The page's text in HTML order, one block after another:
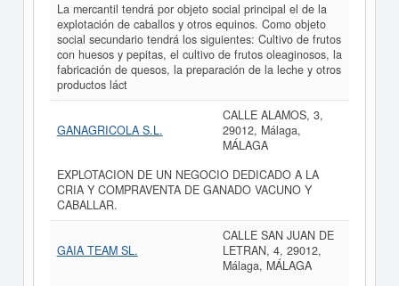
La mercantil tendrá por objeto social principal el de la
explotación de caballos y otros equinos. Como objeto
social secundario tendrá los siguientes: Cultivo de frutos
con huesos y pepitas, el cultivo de frutos oleaginosos, la
fabricación de quesos, la preparación de la leche y otros
productos láct
GANAGRICOLA S.L.
CALLE ALAMOS, 3,
29012, Málaga,
MÁLAGA
EXPLOTACION DE UN NEGOCIO DEDICADO A LA
CRIA Y COMPRAVENTA DE GANADO VACUNO Y
CABALLAR.
GAIA TEAM SL.
CALLE SAN JUAN DE
LETRAN, 4, 29012,
Málaga, MÁLAGA